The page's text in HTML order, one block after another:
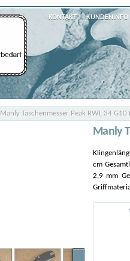
KONTAKT KUNDENINFO
Manly Taschenmesser Peak RWL 34 G10
Manly
cm
2,9 mm